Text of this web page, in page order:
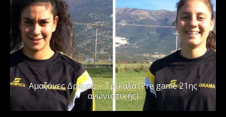
Αμαζόνες Δράμας – Τρίκαλα (Pre game 21ης
αγωνιστικής)